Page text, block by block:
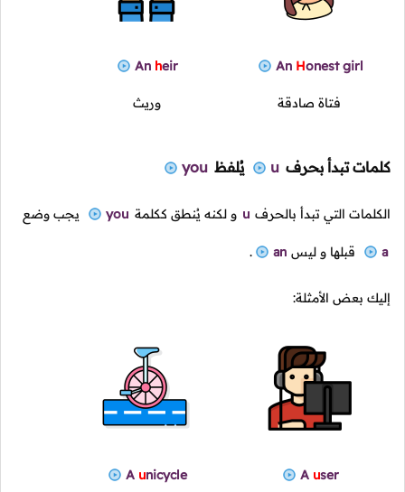
An Honest girl
فتاة صادقة
An heir
وريث
كلمات تبدأ بحرف u يُلفظ you
الكلمات التي تبدأ بالحرف u و لكنه يُنطق ككلمة you يجب وضع
a قبلها و ليس an
.
إليك بعض الأمثلة:
A user
A unicycle